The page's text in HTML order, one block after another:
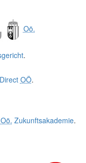
Oö.
.
OÖ.
Oö. Zukunftsakademie.